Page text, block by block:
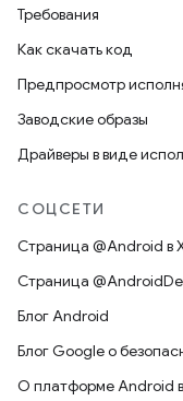
Требования
Как скачать код
Предпросмотр
Заводские образы
Драйверы в виде
СОЦСЕТИ
Страница @Android в
Страница
Блог Android
Блог Google о
О платформе Android